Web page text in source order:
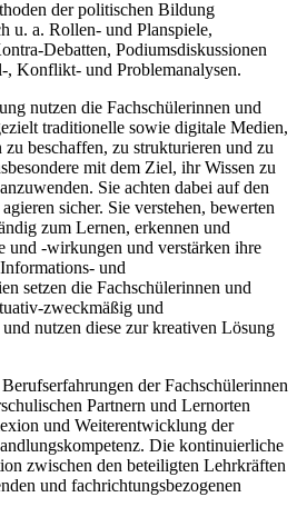
der politischen Bildung
u. a. Rollen- und Planspiele,
Debatten, Podiumsdiskussionen
, Konflikt- und Pro­blemanalysen.
nutzen die Fachschülerinnen und
traditionelle sowie digitale Medien,
beschaffen, zu strukturieren und zu
mit dem Ziel, ihr Wissen zu
Sie achten dabei auf den
sicher. Sie verstehen, bewerten
zum Lernen, erkennen und
und -wirkungen und verstärken ihre
und
setzen die Fachschülerinnen und
zweckmäßig und
nutzen diese zur kreativen Lösung
der Fachschülerinnen
Partnern und Lernorten
und Weiterentwicklung der
Die kontinuierliche
zwischen den beteiligten Lehrkräften
und fachrichtungsbezogenen